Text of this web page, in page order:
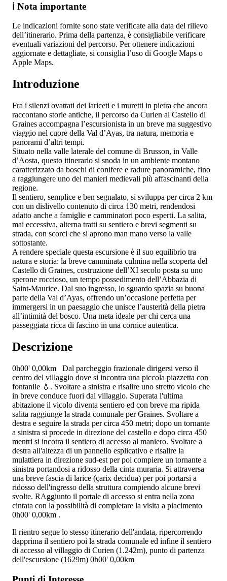
ℹ️ Nota importante
Le indicazioni fornite sono state verificate alla data del rilievo
dell’itinerario. Prima della partenza, è consigliabile verificare
eventuali variazioni del percorso. Per ottenere indicazioni
aggiornate e dettagliate, si consiglia l’uso di Google Maps o
Apple Maps.
Introduzione
Fra i silenzi ovattati dei lariceti e i muretti in pietra che ancora
raccontano storie antiche, il percorso da Curien al Castello di
Graines accompagna l’escursionista in un breve ma suggestivo
viaggio nel cuore della Val d’Ayas, tra natura, memoria e
panorami d’altri tempi.
Situato nella valle laterale del comune di Brusson, in Valle
d’Aosta, questo itinerario si snoda in un ambiente montano
caratterizzato da boschi di conifere e radure panoramiche, fino
a raggiungere uno dei manieri medievali più affascinanti della
regione.
Il sentiero, semplice e ben segnalato, si sviluppa per circa 2 km
con un dislivello contenuto di circa 130 metri, rendendosi
adatto anche a famiglie e camminatori poco esperti. La salita,
mai eccessiva, alterna tratti su sentiero e brevi segmenti su
strada, con scorci che si aprono man mano verso la valle
sottostante.
A rendere speciale questa escursione è il suo equilibrio tra
natura e storia: la breve camminata culmina nella scoperta del
Castello di Graines, costruzione dell’XI secolo posta su uno
sperone roccioso, un tempo possedimento dell’Abbazia di
Saint-Maurice. Dal suo ingresso, lo sguardo spazia su buona
parte della Val d’Ayas, offrendo un’occasione perfetta per
immergersi in un paesaggio che unisce l’austerità della pietra
all’intimità del bosco. Una meta ideale per chi cerca una
passeggiata ricca di fascino in una cornice autentica.
Descrizione
0h00' 0,00km
Dal parcheggio frazionale dirigersi verso il
centro del villaggio dove si incontra una piccola piazzetta con
fontanile 💧. Svoltare a sinistra e risalire uno stretto vicolo che
in breve conduce fuori dal villaggio. Superata l'ultima
abitazione il vicolo diventa sentiero ed con breve ma ripida
salita raggiunge la strada comunale per Graines. Svoltare a
destra e seguire la strada per circa 450 metri; dopo un tornante
a sinistra si procede in direzione del castello e dopo circa 450
mentri si incotra il sentiero di accesso al maniero. Svoltare a
destra all'altezza di un pannello esplicativo e risalire la
mulattiera in direzione sud-est per poi compiere un tornante a
sinistra portandosi a ridosso della cinta muraria. Si attraversa
una breve fascia di larice (çarix decidua) per poi portarsi a
ridosso dell'ingresso della struttura compiendo alcune brevi
svolte. RAggiunto il portale di accesso si entra nella zona
cintata con la possibilità di completare la visita a piacimento
0h00' 0,00km .
Il rientro segue lo stesso itinerario dell'andata, ripercorrendo
dapprima il sentiero poi la strada comunale ed infine il sentiero
di accesso al villaggio di Curien (1.242m), punto di partenza
dell'escursione (1629m) 0h00' 0,00km